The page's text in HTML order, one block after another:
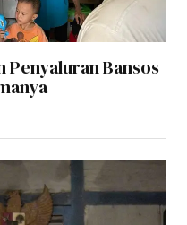
Penyaluran Bansos